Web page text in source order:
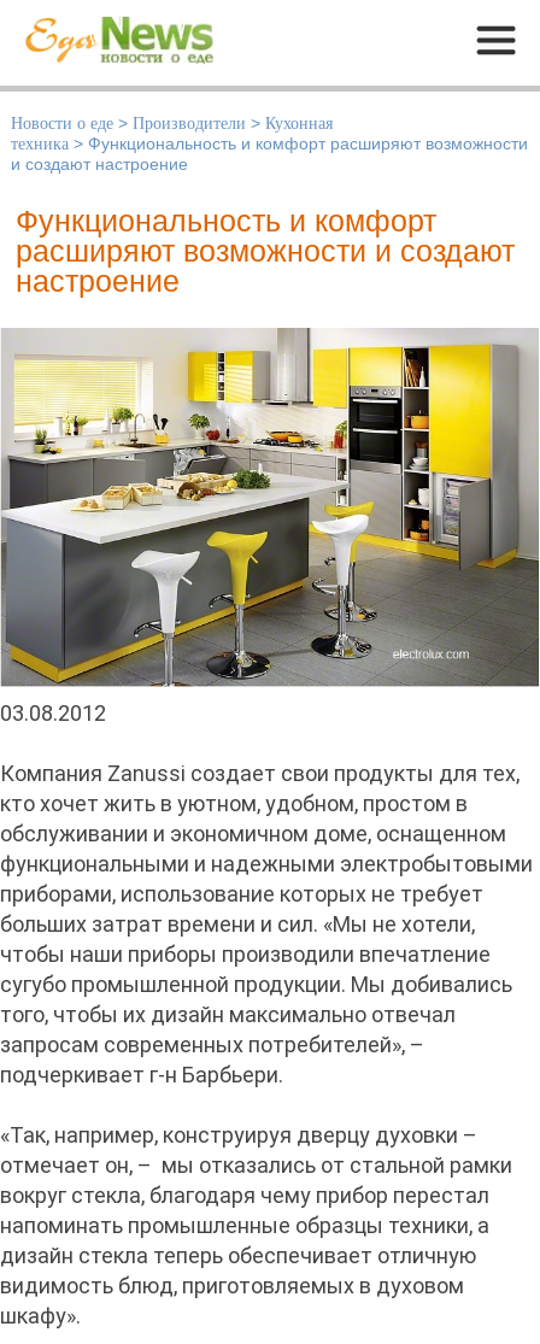
Меню
Новости о еде > Производители > Кухонная
техника > Функциональность и комфорт расширяют возможности
и создают настроение
Функциональность и комфорт
расширяют возможности и создают
настроение
03.08.2012
Компания Zanussi создает свои продукты для тех,
кто хочет жить в уютном, удобном, простом в
обслуживании и экономичном доме, оснащенном
функциональными и надежными электробытовыми
приборами, использование которых не требует
больших затрат времени и сил. «Мы не хотели,
чтобы наши приборы производили впечатление
сугубо промышленной продукции. Мы добивались
того, чтобы их дизайн максимально отвечал
запросам современных потребителей», –
подчеркивает г-н Барбьери.
«Так, например, конструируя дверцу духовки –
отмечает он, – мы отказались от стальной рамки
вокруг стекла, благодаря чему прибор перестал
напоминать промышленные образцы техники, а
дизайн стекла теперь обеспечивает отличную
видимость блюд, приготовляемых в духовом
шкафу».